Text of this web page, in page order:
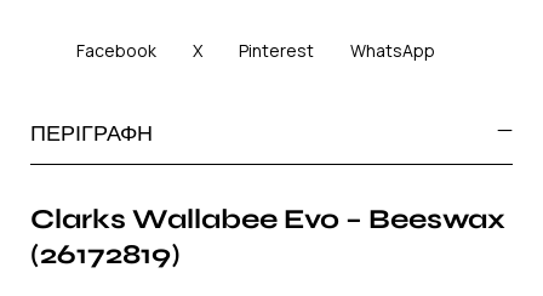
Facebook X Pinterest WhatsApp
ΠΕΡΙΓΡΑΦΗ
Clarks Wallabee Evo – Beeswax
(26172819)